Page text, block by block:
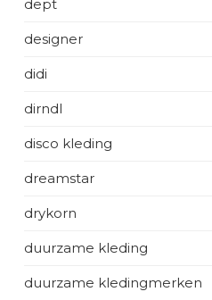
dept
designer
didi
dirndl
disco kleding
dreamstar
drykorn
duurzame kleding
duurzame kledingmerken